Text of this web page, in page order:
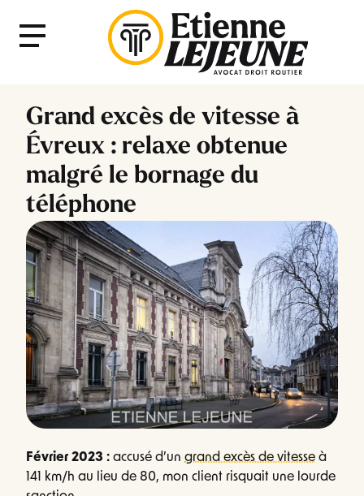
Menu
Grand excès de vitesse à
Évreux : relaxe obtenue
malgré le bornage du
téléphone
Février 2023 : accusé d’un grand excès de vitesse à
141 km/h au lieu de 80, mon client risquait une lourde
Fermer